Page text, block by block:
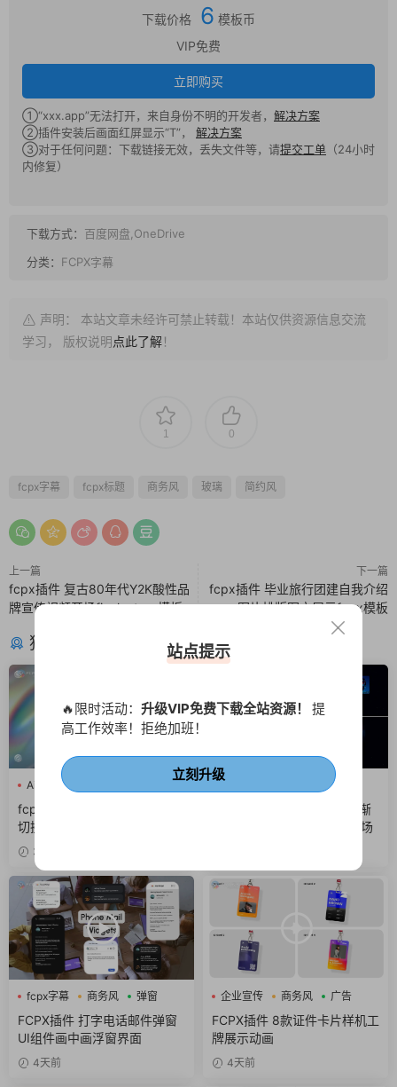
下载价格 6 模板币
VIP免费
立即购买
①“xxx.app”无法打开，来自身份不明的开发者， 解决方案
②插件安装后画面红屏显示“T”， 解决方案
③对于任何问题：下载链接无效，丢失文件等，请提交工单 （24小时
内修复）
下载方式： 百度网盘,OneDrive
分类： FCPX字幕
声明： 本站文章未经许可禁止转载！本站仅供资源信息交流
学习， 版权说明点此了解！
1 0
fcpx字幕 fcpx标题 商务风 玻璃 简约风
上一篇
fcpx插件 复古80年代Y2K酸性品
牌宣传视频开场finalcutpro模板
下一篇
fcpx插件 毕业旅行团建自我介绍
图片排版图文展示fcpx模板
猜你喜欢
Ai fcpx LOGO
fcpx插件 AI企业品牌标志介绍
切换背景LOGO动画片头
3天前
Ai fcpx照片墙
FCPX插件 快速节奏感发光渐
变标题卡点图文排版展示开场
fcpx字幕 商务风 弹窗
FCPX插件 打字电话邮件弹窗
UI组件画中画浮窗界面
4天前
企业宣传 商务风 广告
FCPX插件 8款证件卡片样机工
牌展示动画
4天前
站点提示
🔥限时活动： 升级VIP免费下载全站资源！ 提
高工作效率！拒绝加班！
立刻升级